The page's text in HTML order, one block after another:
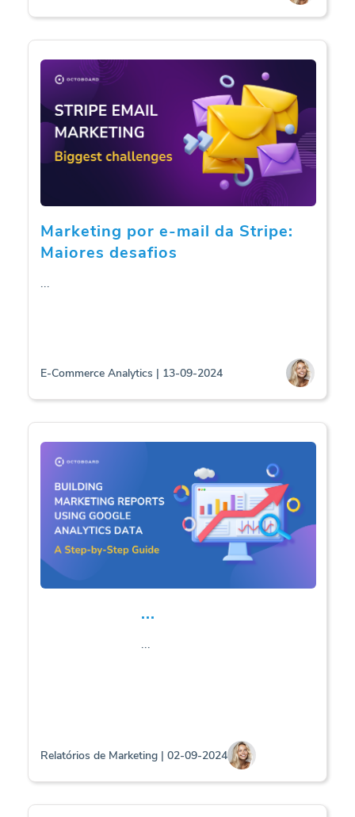
Marketing por e-mail da Stripe:
Maiores desafios
...
E-Commerce Analytics | 13-09-2024
...
...
Relatórios de Marketing | 02-09-2024